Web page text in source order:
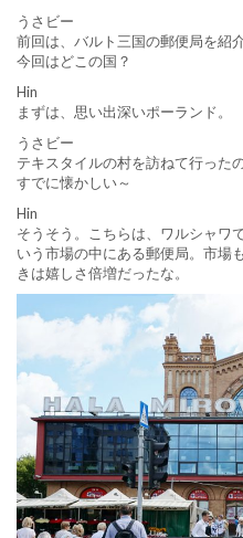
うさビー
前回は、バルト三国の郵便局を紹
今回はどこの国？
Hin
まずは、思い出深いポーランド。
うさビー
テキスタイルの村を訪ねて行ったの
すでに懐かしい～
Hin
そうそう。こちらは、ワルシャワ
いう市場の中にある郵便局。市場
きは嬉しさ倍増だったな。